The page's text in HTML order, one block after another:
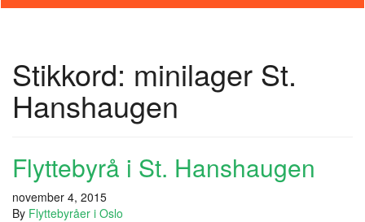
Stikkord: minilager St.
Hanshaugen
Flyttebyrå i St. Hanshaugen
november 4, 2015
By Flyttebyråer i Oslo